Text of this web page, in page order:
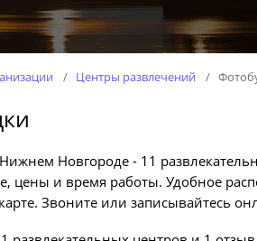
Центры развлечений
Новгороде - 11
цены и время работы. Удобное
Звоните или записывайтесь